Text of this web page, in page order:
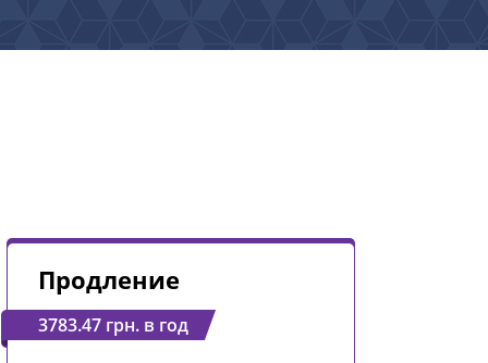
Продление
3783.47 грн. в год